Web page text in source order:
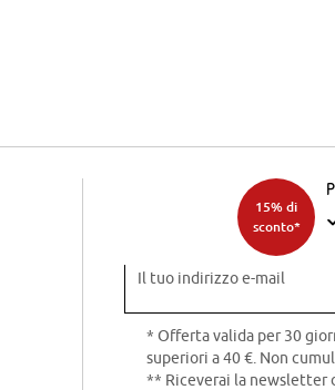
15% di
sconto*
Il tuo indirizzo e-mail
* Offerta valida per 30
superiori a 40 €. Non
** Riceverai la newsletter